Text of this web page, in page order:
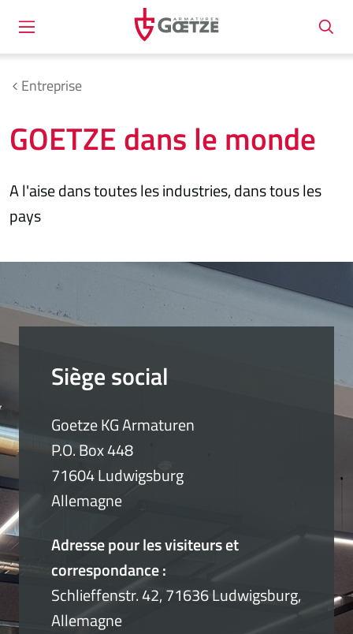
Entreprise
GOETZE dans le monde
A l'aise dans toutes les industries, dans tous les
pays
Siège social
Goetze KG Armaturen
P.O. Box 448
71604 Ludwigsburg
Allemagne
Adresse pour les visiteurs et
correspondance :
Schlieffenstr. 42, 71636 Ludwigsburg,
Allemagne